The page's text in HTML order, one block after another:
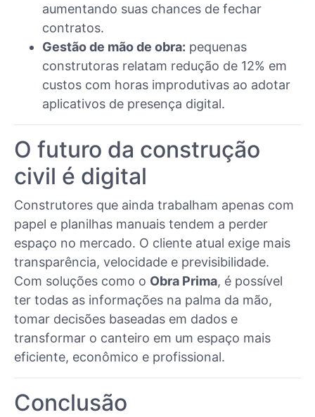
aumentando suas chances de fechar
contratos.
Gestão de mão de obra: pequenas
construtoras relatam redução de 12% em
custos com horas improdutivas ao adotar
aplicativos de presença digital.
O futuro da construção
civil é digital
Construtores que ainda trabalham apenas com
papel e planilhas manuais tendem a perder
espaço no mercado. O cliente atual exige mais
transparência, velocidade e previsibilidade.
Com soluções como o Obra Prima, é possível
ter todas as informações na palma da mão,
tomar decisões baseadas em dados e
transformar o canteiro em um espaço mais
eficiente, econômico e profissional.
Conclusão